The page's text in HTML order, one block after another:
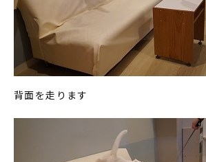
背面を走ります